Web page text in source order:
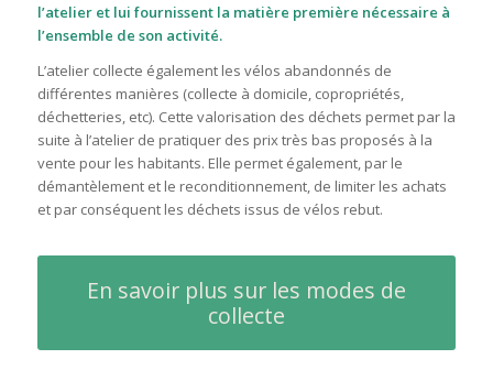
l’atelier et lui fournissent la matière première nécessaire à
l’ensemble de son activité.
L’atelier collecte également les vélos abandonnés de
différentes manières (collecte à domicile, copropriétés,
déchetteries, etc). Cette valorisation des déchets permet par la
suite à l’atelier de pratiquer des prix très bas proposés à la
vente pour les habitants. Elle permet également, par le
démantèlement et le reconditionnement, de limiter les achats
et par conséquent les déchets issus de vélos rebut.
En savoir plus sur les modes de
collecte